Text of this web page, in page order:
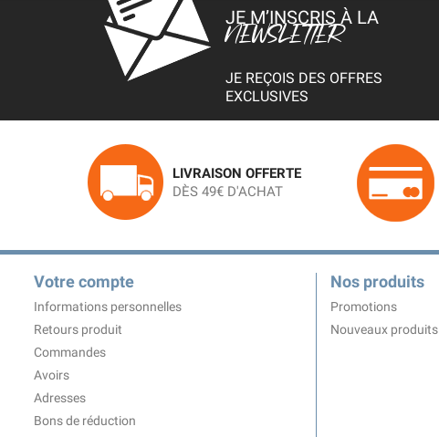
JE M’INSCRIS À LA
NEWSLETTER
JE REÇOIS DES OFFRES
EXCLUSIVES
LIVRAISON OFFERTE
DÈS 49€ D'ACHAT
Votre compte
Informations personnelles
Retours produit
Commandes
Avoirs
Adresses
Bons de réduction
Nos produits
Promotions
Nouveaux produits